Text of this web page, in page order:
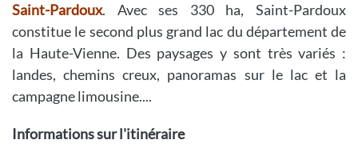
Saint-Pardoux. Avec ses 330 ha, Saint-Pardoux
constitue le second plus grand lac du département de
la Haute-Vienne. Des paysages y sont très variés :
landes, chemins creux, panoramas sur le lac et la
campagne limousine....
Informations sur l'itinéraire